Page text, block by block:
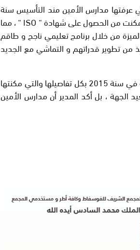
عرفتها مدارس الأمين مند التأسيس سنة
ISO
“، مما
من خلال برنامج تعليمي ناجح و طاقم
من تطوير قدراتهم و التماشي مع الجديد
كما أشار الدكتور ” قمر ” الى الحصيلة التي حققتها المؤسسة في سنة 2015 بكل تفاصيلها والتي مكنتها
، بل أكد المدير أن مدارس الأمين